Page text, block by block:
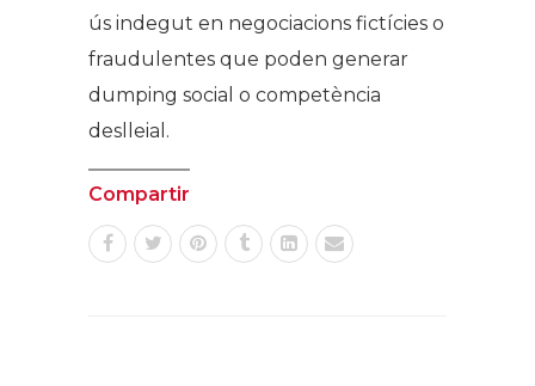
ús indegut en negociacions fictícies o
fraudulentes que poden generar
dumping social o competència
deslleial.
Compartir